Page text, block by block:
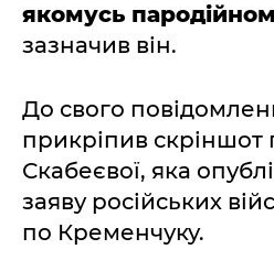
якомусь
зазначив він.
До свого
прикріпив скріншот
Скабеєвої, яка
заяву російських
по Кременчуку.